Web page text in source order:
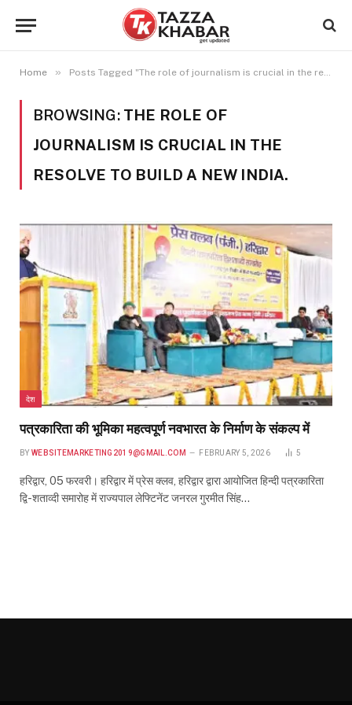
Home » Posts Tagged "The role of journalism is crucial in the resolve to build a new India."
BROWSING: THE ROLE OF
JOURNALISM IS CRUCIAL IN THE
RESOLVE TO BUILD A NEW INDIA.
देश
पत्रकारिता की भूमिका महत्वपूर्ण नवभारत के निर्माण के संकल्प में
BY WEBSITEMARKETING2019@GMAIL.COM FEBRUARY 5, 2026 5
हरिद्वार, 05 फरवरी। हरिद्वार में प्रेस क्लव, हरिद्वार द्वारा आयोजित हिन्दी पत्रकारिता
द्वि-शताव्दी समारोह में राज्यपाल लेफ्टिनेंट जनरल गुरमीत सिंह…